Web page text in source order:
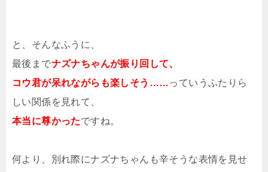
と、そんなふうに、
最後までナズナちゃんが振り回して、
コウ君が呆れながらも楽しそう……っていうふたりら
しい関係を見れて、
本当に尊かったですね。
何より、別れ際にナズナちゃんも辛そうな表情を見せ